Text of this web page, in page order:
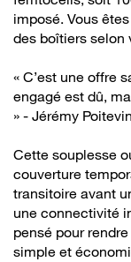
imposé. Vous
des boîtiers selon
« C’est une offre
engagé est dû,
» - Jérémy
Cette souplesse
couverture
transitoire avant
une connectivité
pensé pour
simple et